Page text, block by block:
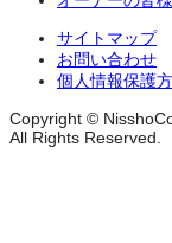
サイトマップ
お問い合わせ
個人情報保護
Copyright ©
All Rights Reserved.